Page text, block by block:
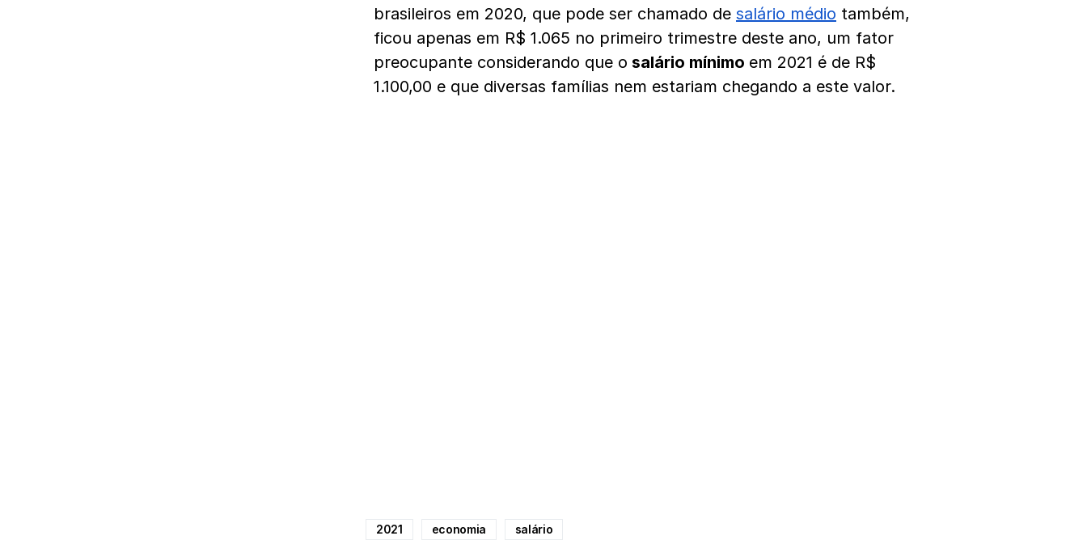
brasileiros em 2020, que pode ser chamado de salário médio também,
ficou apenas em R$ 1.065 no primeiro trimestre deste ano, um fator
preocupante considerando que o salário mínimo em 2021 é de R$
1.100,00 e que diversas famílias nem estariam chegando a este valor.
2021 economia salário